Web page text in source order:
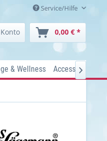
Service/Hilfe
0,00 € *
& Wellness Accessoires
